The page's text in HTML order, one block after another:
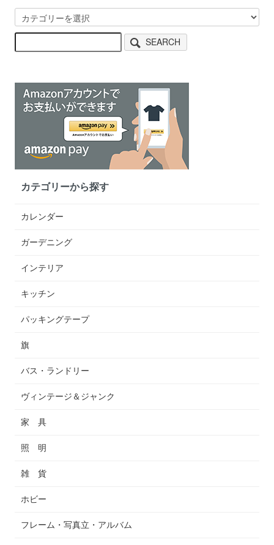
SEARCH
カテゴリーから探す
カレンダー
ガーデニング
インテリア
キッチン
パッキングテープ
旗
バス・ランドリー
ヴィンテージ＆ジャンク
家 具
照 明
雑 貨
ホビー
フレーム・写真立・アルバム